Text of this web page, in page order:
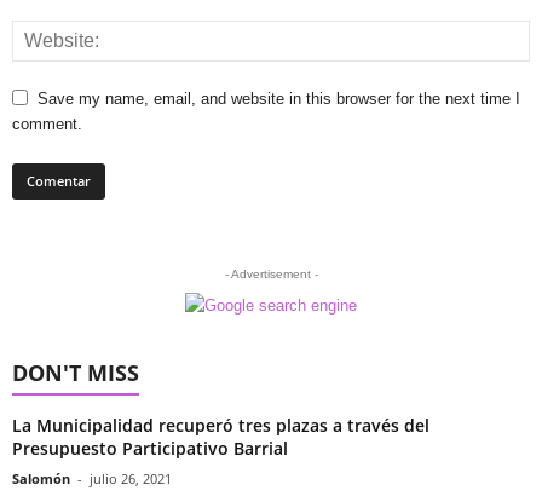
Save my name, email, and website in this browser for the next time I
comment.
- Advertisement -
DON'T MISS
La Municipalidad recuperó tres plazas a través del
Presupuesto Participativo Barrial
Salomón - julio 26, 2021